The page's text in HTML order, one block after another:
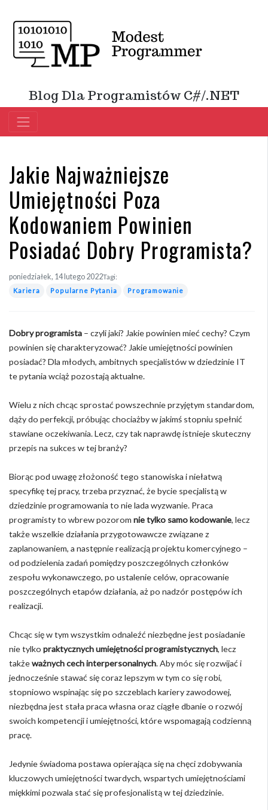
Blog Dla Programistów C#/.NET
Jakie Najważniejsze
Umiejętności Poza
Kodowaniem Powinien
Posiadać Dobry Programista?
poniedziałek, 14 lutego 2022Tagi:
Kariera Popularne Pytania Programowanie
Dobry programista – czyli jaki? Jakie powinien mieć cechy? Czym
powinien się charakteryzować? Jakie umiejętności powinien
posiadać? Dla młodych, ambitnych specjalistów w dziedzinie IT
te pytania wciąż pozostają aktualne.
Wielu z nich chcąc sprostać powszechnie przyjętym standardom,
dąży do perfekcji, próbując chociażby w jakimś stopniu spełnić
stawiane oczekiwania. Lecz, czy tak naprawdę istnieje skuteczny
przepis na sukces w tej branży?
Biorąc pod uwagę złożoność tego stanowiska i niełatwą
specyfikę tej pracy, trzeba przyznać, że bycie specjalistą w
dziedzinie programowania to nie lada wyzwanie. Praca
programisty to wbrew pozorom nie tylko samo kodowanie, lecz
także wszelkie działania przygotowawcze związane z
zaplanowaniem, a następnie realizacją projektu komercyjnego –
od podzielenia zadań pomiędzy poszczególnych członków
zespołu wykonawczego, po ustalenie celów, opracowanie
poszczególnych etapów działania, aż po nadzór postępów ich
realizacji.
Chcąc się w tym wszystkim odnaleźć niezbędne jest posiadanie
nie tylko praktycznych umiejętności programistycznych, lecz
takżeważnych cech interpersonalnych. Aby móc się rozwijać i
jednocześnie stawać się coraz lepszym w tym co się robi,
stopniowo wspinając się po szczeblach kariery zawodowej,
niezbędna jest stała praca własna oraz ciągłe dbanie o rozwój
swoich kompetencji i umiejętności, które wspomagają codzienną
pracę.
Jedynie świadoma postawa opierająca się na chęci zdobywania
kluczowych umiejętności twardych, wspartych umiejętnościami
miękkimi pozwala stać się profesjonalistą w tej dziedzinie.